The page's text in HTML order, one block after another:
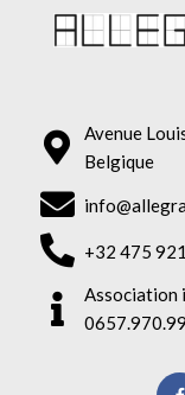
Avenue
Belgique
+32 475
Association